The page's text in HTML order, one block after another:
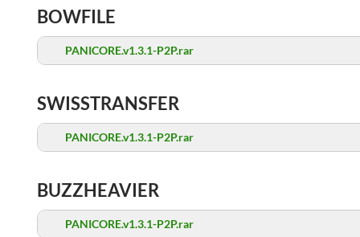
BOWFILE
PANICORE.v1.3.1-P2P.rar
SWISSTRANSFER
PANICORE.v1.3.1-P2P.rar
BUZZHEAVIER
PANICORE.v1.3.1-P2P.rar